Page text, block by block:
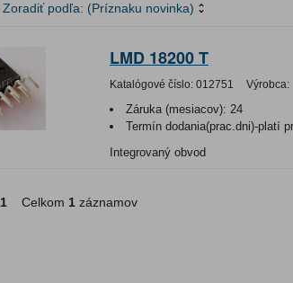
Zoradiť podľa: (Príznaku novinka)
LMD 18200 T
Katalógové číslo: 012751 Výrobca:
Záruka (mesiacov): 24
Termín dodania(prac.dni)-platí
Integrovaný obvod
1 Celkom 1 záznamov